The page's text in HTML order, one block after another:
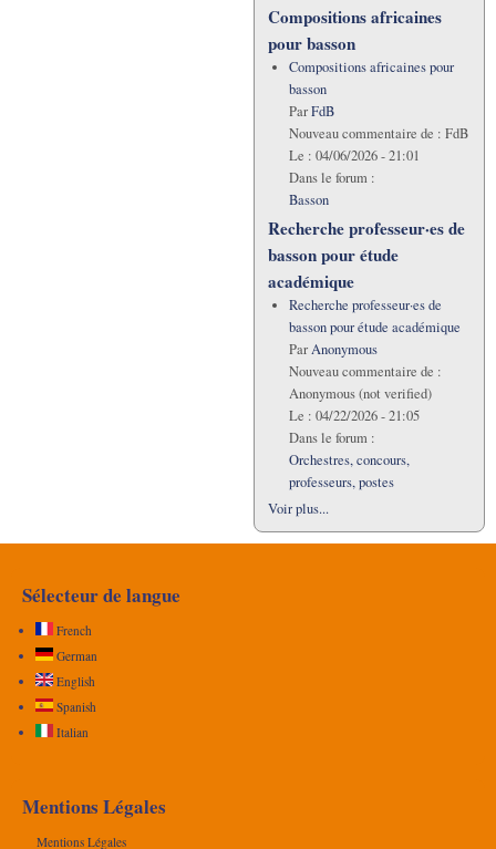
Compositions africaines
pour basson
Compositions africaines pour
basson
ParFdB
Nouveau commentaire de : FdB
Le : 04/06/2026 - 21:01
Dans le forum :
Basson
Recherche professeur·es de
basson pour étude
académique
Recherche professeur·es de
basson pour étude académique
ParAnonymous
Nouveau commentaire de :
Anonymous (not verified)
Le : 04/22/2026 - 21:05
Dans le forum :
Orchestres, concours,
professeurs, postes
Voir plus...
Sélecteur de langue
French
German
English
Spanish
Italian
Mentions Légales
Mentions Légales